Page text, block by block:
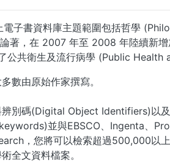
子書資料庫主題範圍包括哲學
著，在 2007 年至 2008 年陸續新
公共衛生及流行病學 (Public Health
數由原始作家撰寫。
別碼(Digital Object Identifiers)以及
並與EBSCO、Ingenta、
，您將可以檢索超過500,000以上
全文資料檔案。